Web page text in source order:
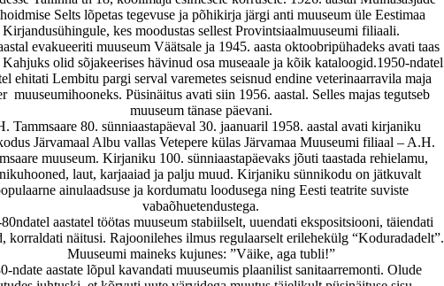
Selts lõpetas tegevuse ja põhikirja järgi anti muuseum üle Eestimaa
Kirjandusühingule, kes moodustas sellest Provintsiaalmuuseumi filiaali.
evakueeriti muuseum Väätsale ja 1945. aasta oktoobripühadeks avati taas
Kahjuks olid sõjakeerises hävinud osa museaale ja kõik kataloogid.1950-ndatel
ehitati Lembitu pargi serval varemetes seisnud endine veterinaarravila maja
muuseumihooneks. Püsinäitus avati siin 1956. aastal. Selles majas tegutseb
muuseum tänase päevani.
Tammsaare 80. sünniaastapäeval 30. jaanuaril 1958. aastal avati kirjaniku
Järvamaal Albu vallas Vetepere külas Järvamaa Muuseumi filiaal – A.H.
muuseum. Kirjaniku 100. sünniaastapäevaks jõuti taastada rehielamu,
laut, karjaaiad ja palju muud. Kirjaniku sünnikodu on jätkuvalt
ainulaadsuse ja kordumatu loodusega ning Eesti teatrite suviste
vabaõhuetendustega.
aastatel töötas muuseum stabiilselt, uuendati ekspositsiooni, täiendati
korraldati näitusi. Rajoonilehes ilmus regulaarselt erilehekülg “Koduradadelt”.
Muuseumi maineks kujunes: ”Väike, aga tubli!”
ndate aastate lõpul kavandati muuseumis plaanilist sanitaarremonti. Olude